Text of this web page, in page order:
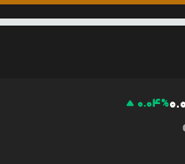
0.04%